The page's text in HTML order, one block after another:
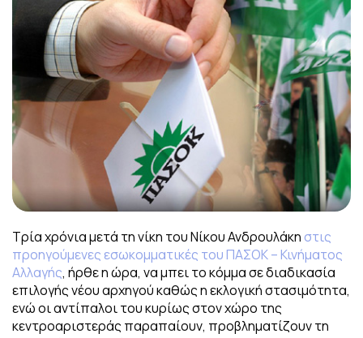
Τρία χρόνια μετά τη νίκη του Νίκου Ανδρουλάκη στις
προηγούμενες εσωκομματικές του ΠΑΣΟΚ – Κινήματος
Αλλαγής, ήρθε η ώρα, να μπει το κόμμα σε διαδικασία
επιλογής νέου αρχηγού καθώς η εκλογική στασιμότητα,
ενώ οι αντίπαλοι του κυρίως στον χώρο της
κεντροαριστεράς παραπαίουν, προβληματίζουν τη